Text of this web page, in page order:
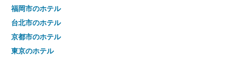
福岡市のホテル
台北市のホテル
京都市のホテル
東京のホテル